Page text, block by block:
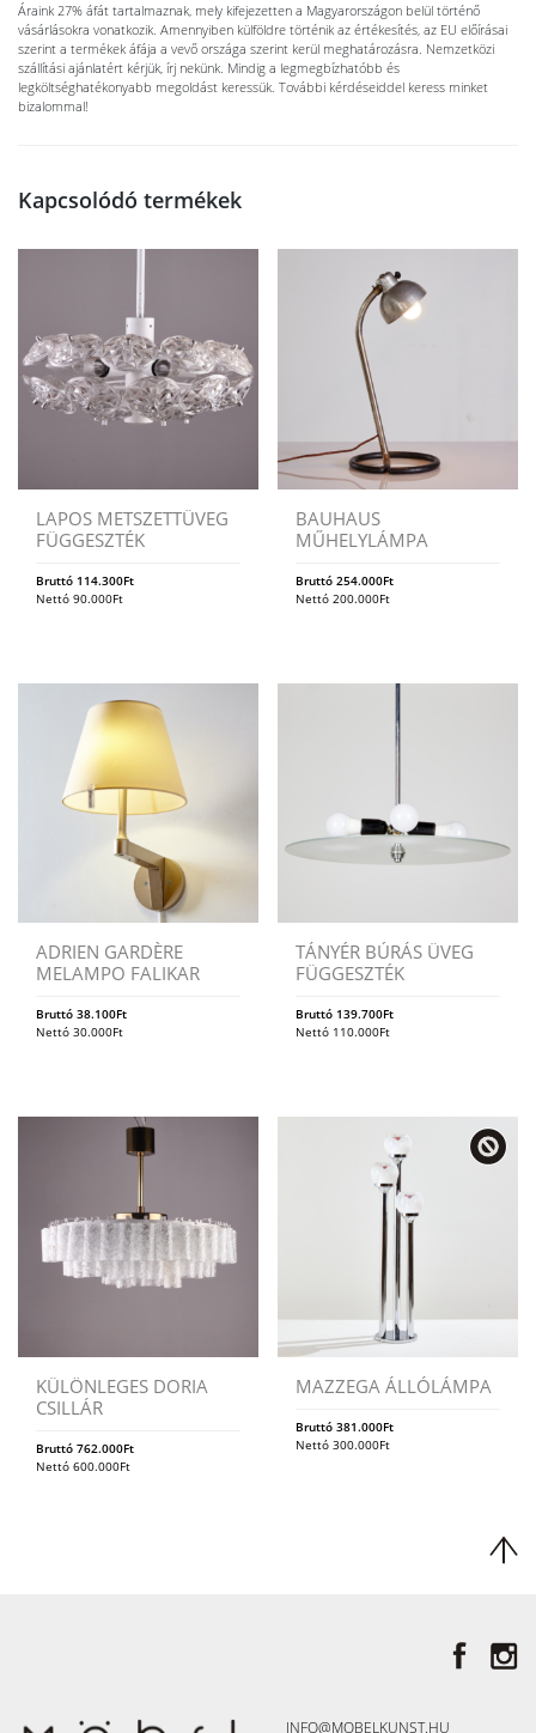
Áraink 27% áfát tartalmaznak, mely kifejezetten a Magyarországon belül történő
vásárlásokra vonatkozik. Amennyiben külföldre történik az értékesítés, az EU előírásai
szerint a termékek áfája a vevő országa szerint kerül meghatározásra. Nemzetközi
szállítási ajánlatért kérjük, írj nekünk. Mindig a legmegbízhatóbb és
legköltséghatékonyabb megoldást keressük. További kérdéseiddel keress minket
bizalommal!
Kapcsolódó termékek
LAPOS METSZETTÜVEG
FÜGGESZTÉK
Bruttó 114.300Ft
Nettó 90.000Ft
BAUHAUS
MŰHELYLÁMPA
Bruttó254.000Ft
Nettó200.000Ft
ADRIEN GARDÈRE
MELAMPO FALIKAR
Bruttó 38.100Ft
Nettó 30.000Ft
TÁNYÉR BÚRÁS ÜVEG
FÜGGESZTÉK
Bruttó 139.700Ft
Nettó 110.000Ft
KÜLÖNLEGES DORIA
CSILLÁR
Bruttó 762.000Ft
Nettó 600.000Ft
MAZZEGA ÁLLÓLÁMPA
Bruttó381.000Ft
Nettó300.000Ft
INFO@MOBELKUNST.HU